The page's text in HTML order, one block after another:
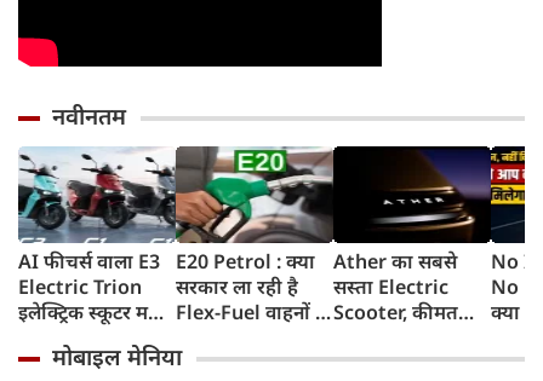
नवीनतम
AI फीचर्स वाला E3
Electric Trion
इलेक्ट्रिक स्कूटर मचा
165km तक की रेंज,
E20 Petrol : क्या
सरकार ला रही है
Flex-Fuel वाहनों के
सरकार ने दिया बड़ा
Ather का सबसे
सस्ता Electric
Scooter, कीमत
हैरान, 120Km
No
No
क्या है,
लागू
मोबाइल मेनिया